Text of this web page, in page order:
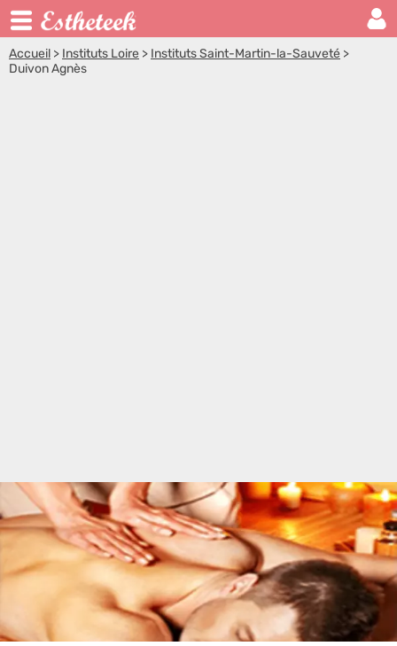
Accueil > Instituts Loire > Instituts Saint-Martin-la-Sauveté >
Duivon Agnès